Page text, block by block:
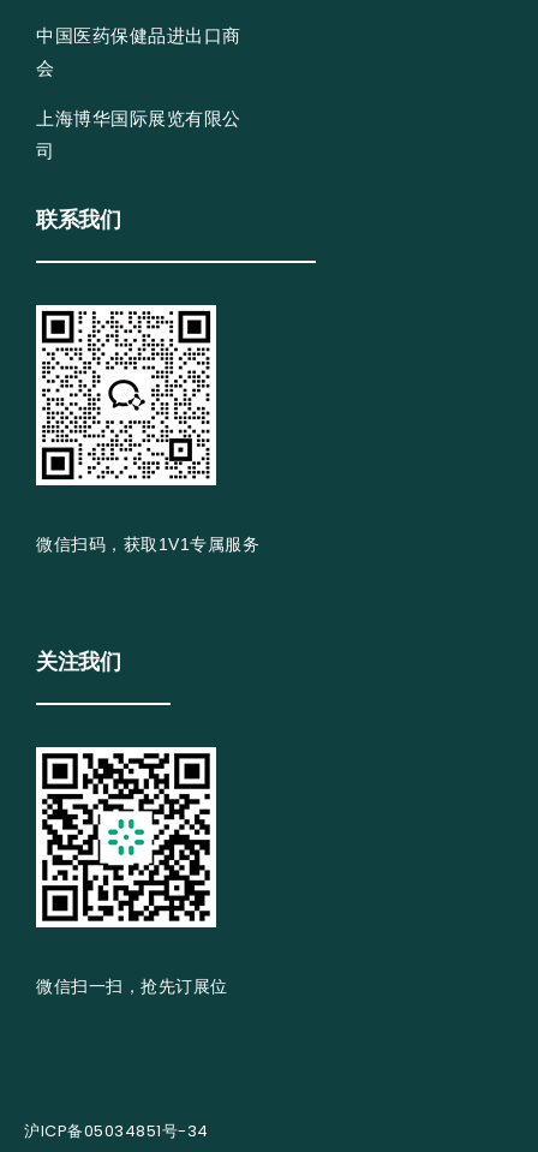
中国医药保健品进出口商
会
上海博华国际展览有限公
司
联系我们
微信扫码，获取1V1专属服务
关注我们
微信扫一扫，抢先订展位
沪ICP备05034851号-34